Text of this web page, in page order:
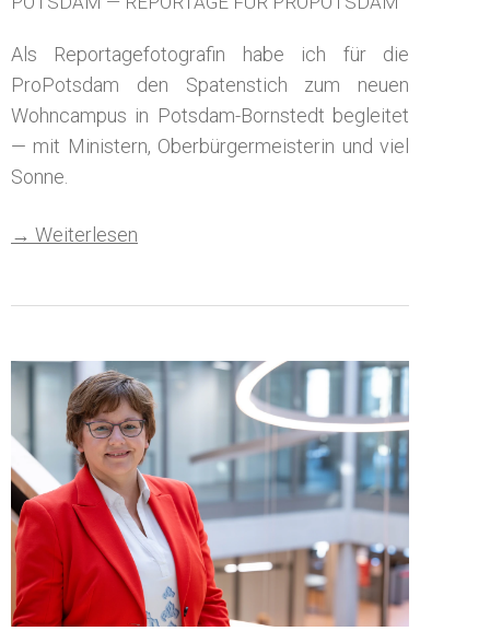
Als Reportagefotografin habe ich für die
ProPotsdam den Spatenstich zum neuen
Wohncampus in Potsdam-Bornstedt begleitet
— mit Ministern, Oberbürgermeisterin und viel
Sonne.
→ Weiterlesen